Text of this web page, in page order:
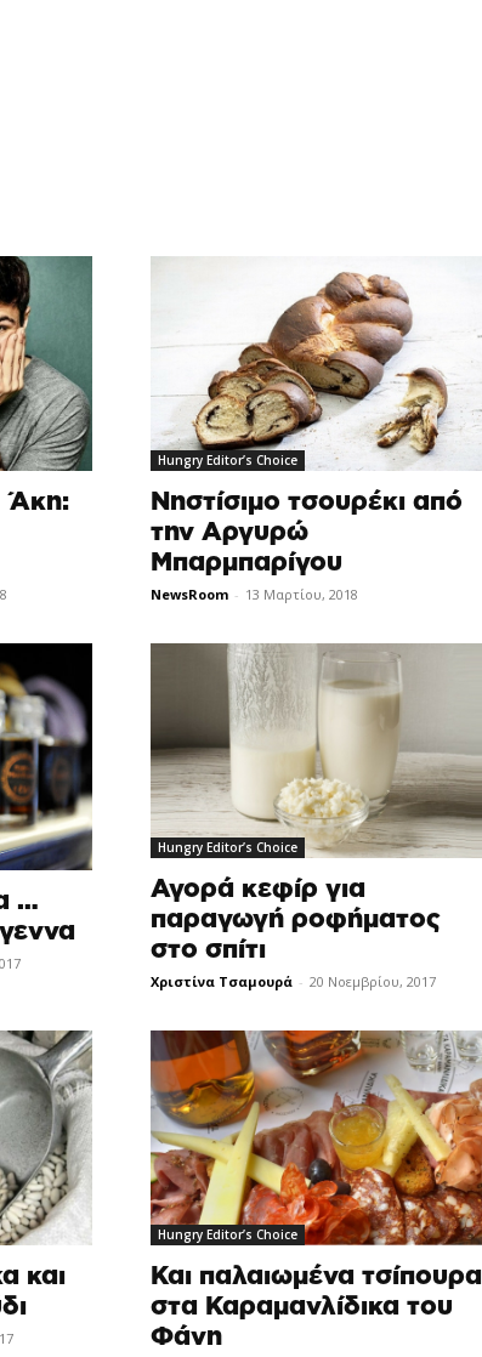
Άκη:
Hungry Editor’s Choice
Νηστίσιμο τσουρέκι από
την Αργυρώ
Μπαρμπαρίγου
NewsRoom - 13 Μαρτίου, 2018
…
Hungry Editor’s Choice
Αγορά κεφίρ για
παραγωγή ροφήματος
στο σπίτι
Χριστίνα Τσαμουρά - 20 Νοεμβρίου, 2017
και
Hungry Editor’s Choice
Και παλαιωμένα τσίπουρα
στα Καραμανλίδικα του
Φάνη